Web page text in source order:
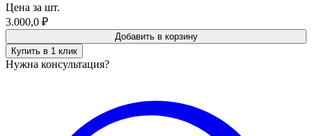
Цена за шт.
3.000,0 ₽
Добавить в корзину
Купить в 1 клик
Нужна консультация?